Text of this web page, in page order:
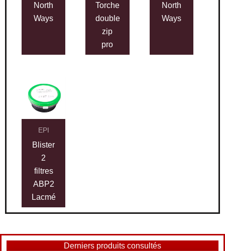
North
Ways
Torche
double
zip
pro
North
Ways
EPI
Blister
2
filtres
ABP2
Lacmé
Derniers produits consultés